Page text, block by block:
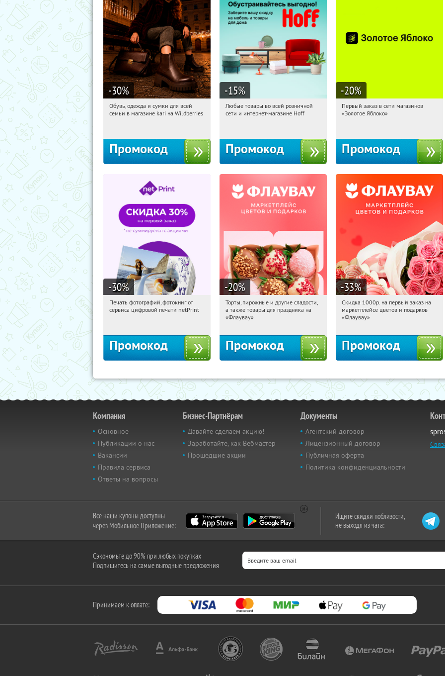
-30%
07:24:08 Получили:
Обувь, одежда и сумки для всей
семьи в магазине kari на Wildberries
Промокод
-15%
07:24:08 Получили:
Любые товары во всей розничной
сети и интернет-магазине Hoff
Промокод
-20%
07:24:08
Получи первым!
Первый заказ в сети магазинов
«Золотое Яблоко»
Промокод
-30%
07:24:08 Получили:
Печать фотографий, фотокниг от
сервиса цифровой печати netPrint
Промокод
-20%
07:24:08 Получили:
Россия
Торты, пирожные и другие сладости,
а также товары для праздника на
«Флаувау»
Промокод
-33%
07:24:08 Получили:
Россия
Скидка 1000р. на первый заказ на
маркетплейсе цветов и подарков
«Флаувау»
Промокод
Компания
Основное
Публикации о нас
Вакансии
Правила сервиса
Ответы на вопросы
Бизнес-Партнёрам
Давайте сделаем акцию!
Заработайте, как Вебмастер
Прошедшие акции
Документы
Агентский договор
Лицензионный договор
Публичная оферта
Политика конфиденциальности
Все наши купоны доступны
через Мобильное Приложение:
Ищите скидки поблизости,
не выходя из чата:
Сэкономьте до 90% при любых покупках
Подпишитесь на самые выгодные предложения
Принимаем к оплате: